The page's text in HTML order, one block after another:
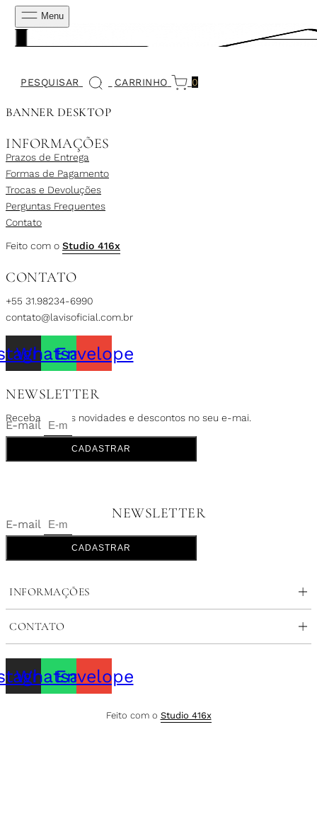
Menu
PESQUISAR CARRINHO 0
BANNER DESKTOP
INFORMAÇÕES
Prazos de Entrega
Formas de Pagamento
Trocas e Devoluções
Perguntas Frequentes
Contato
Feito com o Studio 416x
CONTATO
+55 31.98234-6990
contato@lavisoficial.com.br
Whatsapp
Envelope
NEWSLETTER
Receba nossas novidades e descontos no seu e-mai.
E-mail
CADASTRAR
NEWSLETTER
E-mail
CADASTRAR
INFORMAÇÕES
CONTATO
Whatsapp
Envelope
Feito com o Studio 416x